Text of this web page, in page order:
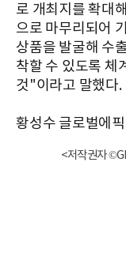
로 개최지를 확대
으로 마무리되어
상품을 발굴해 수
착할 수 있도록 체
것"이라고 말했다.
황성수 글로벌에
<저작권자